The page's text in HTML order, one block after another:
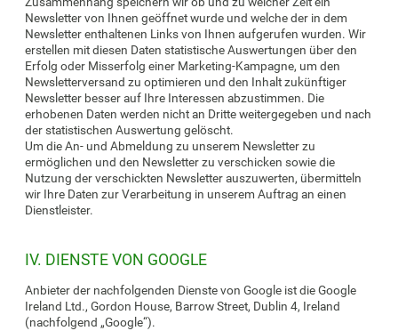
Newsletter von Ihnen geöffnet wurde und welche der in dem
Newsletter enthaltenen Links von Ihnen aufgerufen wurden. Wir
erstellen mit diesen Daten statistische Auswertungen über den
Erfolg oder Misserfolg einer Marketing-Kampagne, um den
Newsletterversand zu optimieren und den Inhalt zukünftiger
Newsletter besser auf Ihre Interessen abzustimmen. Die
erhobenen Daten werden nicht an Dritte weitergegeben und nach
der statistischen Auswertung gelöscht.
Um die An- und Abmeldung zu unserem Newsletter zu
ermöglichen und den Newsletter zu verschicken sowie die
Nutzung der verschickten Newsletter auszuwerten, übermitteln
wir Ihre Daten zur Verarbeitung in unserem Auftrag an einen
Dienstleister.
IV. DIENSTE VON GOOGLE
Anbieter der nachfolgenden Dienste von Google ist die Google
Ireland Ltd., Gordon House, Barrow Street, Dublin 4, Ireland
(nachfolgend „Google“).